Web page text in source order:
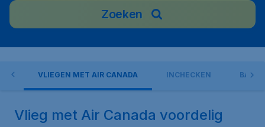
Zoeken
VLIEGEN MET AIR CANADA INCHECKEN
Vlieg met Air Canada voordelig